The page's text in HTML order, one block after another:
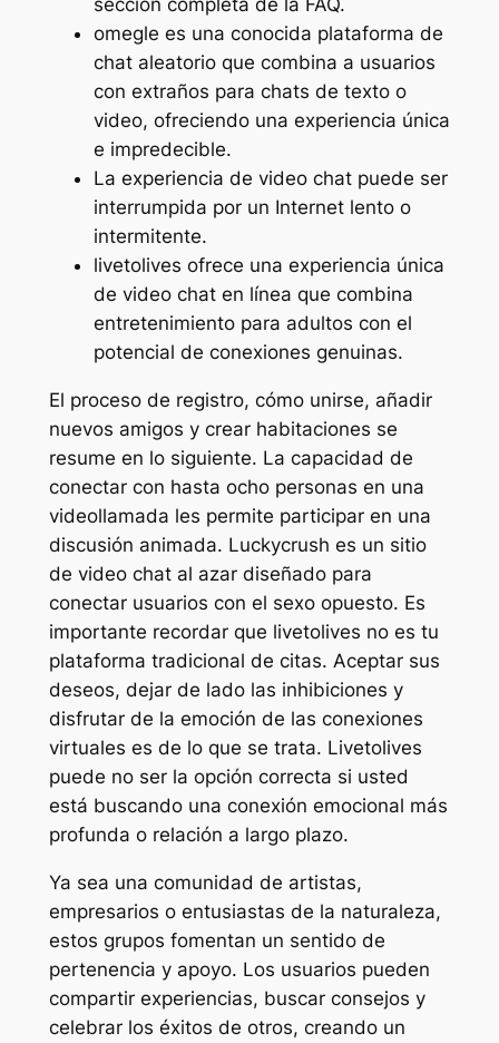
sección completa de la FAQ.
omegle es una conocida plataforma de
chat aleatorio que combina a usuarios
con extraños para chats de texto o
video, ofreciendo una experiencia única
e impredecible.
La experiencia de video chat puede ser
interrumpida por un Internet lento o
intermitente.
livetolives ofrece una experiencia única
de video chat en línea que combina
entretenimiento para adultos con el
potencial de conexiones genuinas.
El proceso de registro, cómo unirse, añadir
nuevos amigos y crear habitaciones se
resume en lo siguiente. La capacidad de
conectar con hasta ocho personas en una
videollamada les permite participar en una
discusión animada. Luckycrush es un sitio
de video chat al azar diseñado para
conectar usuarios con el sexo opuesto. Es
importante recordar que livetolives no es tu
plataforma tradicional de citas. Aceptar sus
deseos, dejar de lado las inhibiciones y
disfrutar de la emoción de las conexiones
virtuales es de lo que se trata. Livetolives
puede no ser la opción correcta si usted
está buscando una conexión emocional más
profunda o relación a largo plazo.
Ya sea una comunidad de artistas,
empresarios o entusiastas de la naturaleza,
estos grupos fomentan un sentido de
pertenencia y apoyo. Los usuarios pueden
compartir experiencias, buscar consejos y
celebrar los éxitos de otros, creando un